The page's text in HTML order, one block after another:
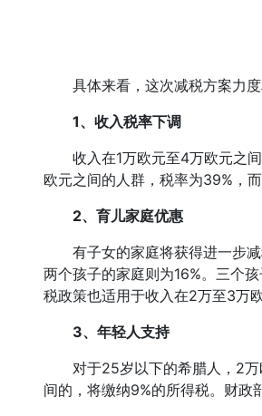
具体来看，这次减税方案力度
1、收入税率下调
收入在1万欧元至4万欧元之间
欧元之间的人群，税率为39%，
2、育儿家庭优惠
有子女的家庭将获得进一步减
两个孩子的家庭则为16%。三个
税政策也适用于收入在2万至3万
3、年轻人支持
对于25岁以下的希腊人，2万
间的，将缴纳9%的所得税。财